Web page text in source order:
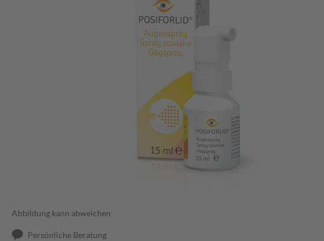
Abbildung kann abweichen
Persönliche Beratung